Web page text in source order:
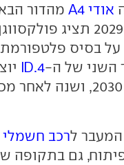
אודי A4
ID.4
הפלטפורמה בשנת 2030,
המעבר לרכב חשמלי
גם בתקופה